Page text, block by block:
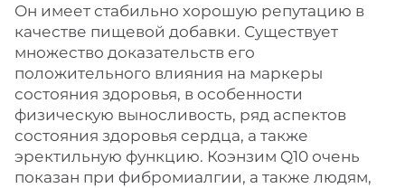
Он имеет стабильно хорошую репутацию в
качестве пищевой добавки. Существует
множество доказательств его
положительного влияния на маркеры
состояния здоровья, в особенности
физическую выносливость, ряд аспектов
состояния здоровья сердца, а также
эректильную функцию. Коэнзим Q10 очень
показан при фибромиалгии, а также людям,